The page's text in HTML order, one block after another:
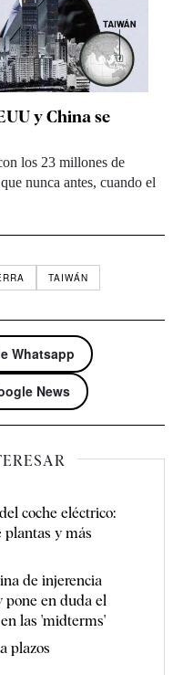
y China se
los 23 millones de
nunca antes, cuando el
TAIWÁN
Whatsapp
News
coche eléctrico:
plantas y más
de injerencia
pone en duda el
las 'midterms'
plazos